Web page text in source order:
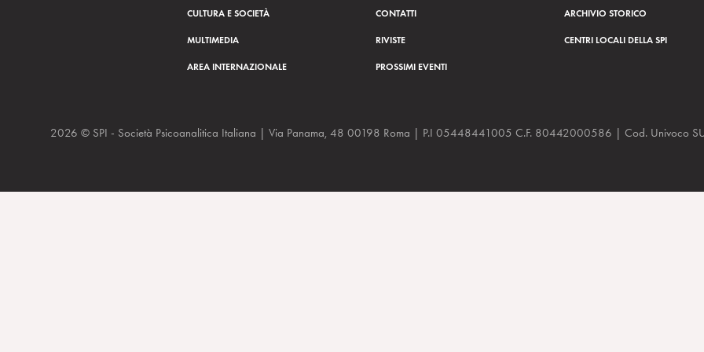
CULTURA E SOCIETÀ
MULTIMEDIA
AREA INTERNAZIONALE
CONTATTI
RIVISTE
PROSSIMI EVENTI
ARCHIVIO STORICO
CENTRI LOCALI DELLA SPI
2026 © SPI - Società Psicoanalitica Italiana | Via Panama, 48 00198 Roma | P.I 05448441005 C.F. 80442000586 | Cod. Univoco